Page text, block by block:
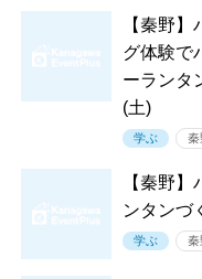
【秦野
グ体験で
ーランタ
(土)
学ぶ 秦
【秦野
ンタンづ
学ぶ 秦